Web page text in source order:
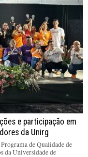
e participação em
da Unirg
de Qualidade de
da Universidade de